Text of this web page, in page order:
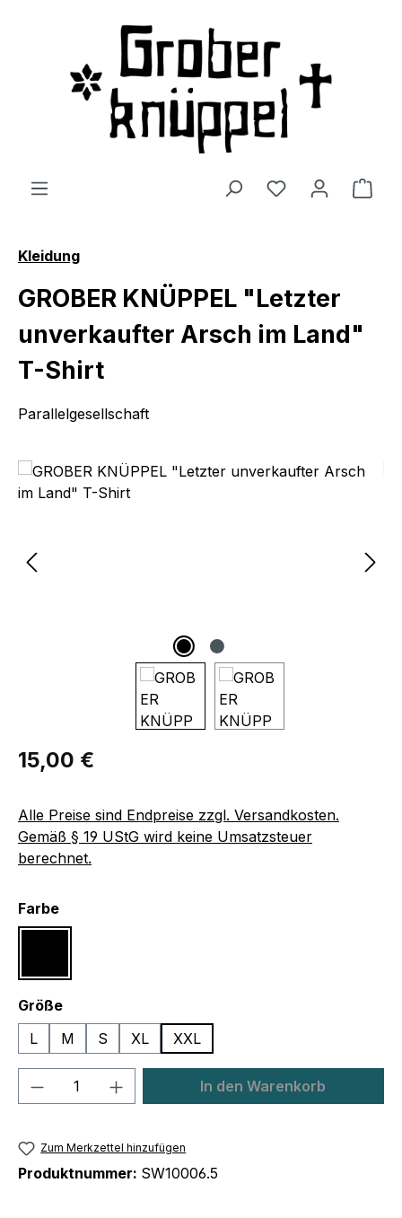
Zum Hauptinhalt springen
Du hast 0
Kleidung
GROBER KNÜPPEL "Letzter
unverkaufter Arsch im Land"
T-Shirt
Parallelgesellschaft
Bildergalerie überspringen
Regulärer Preis:
15,00 €
Alle Preise sind Endpreise zzgl. Versandkosten.
Gemäß § 19 UStG wird keine Umsatzsteuer
berechnet.
Farbeauswählen
Größeauswählen
L
M S XL XXL
Produkt Anzahl: Gib denIn den Warenkorb
Zum Merkzettel hinzufügen
Produktnummer: SW10006.5